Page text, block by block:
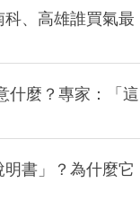
、高雄誰買氣最
什麼？專家：「這
書」？為什麼它